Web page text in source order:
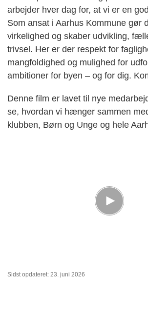
arbejder hver dag for, at vi er en
Som ansat i Aarhus Kommune gør
virkelighed og skaber udvikling,
trivsel. Her er der respekt for
mangfoldighed og mulighed for
ambitioner for byen – og for dig.
Denne film er lavet til nye
se, hvordan vi hænger sammen
klubben, Børn og Unge og hele
Sidst opdateret: 23. juni 2026